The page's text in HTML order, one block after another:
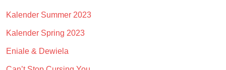
Kalender Summer 2023
Kalender Spring 2023
Eniale & Dewiela